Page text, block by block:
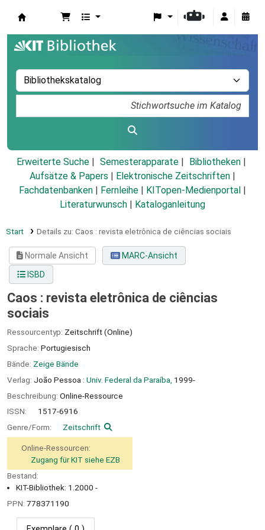
Erweiterte Suche Semesterapparate
Bibliotheken
Aufsätze & Papers
Elektronische Zeitschriften
Fachdatenbanken
Fernleihe KITopen-Medienportal
Literaturwunsch
Kataloganleitung
Start Details zu: Caos : revista eletrônica de ciências sociais
Normale Ansicht
MARC-Ansicht
ISBD
Caos : revista eletrônica de ciências
sociais
Ressourcentyp: Zeitschrift (Online)
Sprache: Portugiesisch
Bände: Zeige Bände
Verlag: João Pessoa : Univ. Federal da Paraíba, 1999-
Beschreibung: Online-Ressource
ISSN:
1517-6916
Genre/Form:
Zeitschrift
Online-Ressourcen:
Zugang für KIT siehe EZB
Bestand:
KIT-Bibliothek: 1.2000 -
PPN: 778371190